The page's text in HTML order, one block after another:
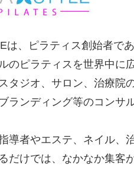
は、ピラティス創始者で
のピラティスを世界中に
タジオ、サロン、治療院
ランディング等のコンサ
導者やエステ、ネイル、
だけでは、なかなか集客